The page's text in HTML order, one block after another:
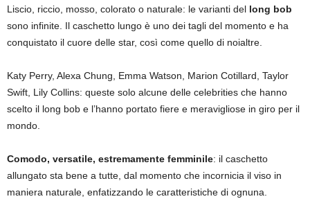
Liscio, riccio, mosso, colorato o naturale: le varianti del long bob
sono infinite. Il caschetto lungo è uno dei tagli del momento e ha
conquistato il cuore delle star, così come quello di noialtre.
Katy Perry, Alexa Chung, Emma Watson, Marion Cotillard, Taylor
Swift, Lily Collins: queste solo alcune delle celebrities che hanno
scelto il long bob e l’hanno portato fiere e meravigliose in giro per il
mondo.
Comodo, versatile, estremamente femminile: il caschetto
allungato sta bene a tutte, dal momento che incornicia il viso in
maniera naturale, enfatizzando le caratteristiche di ognuna.